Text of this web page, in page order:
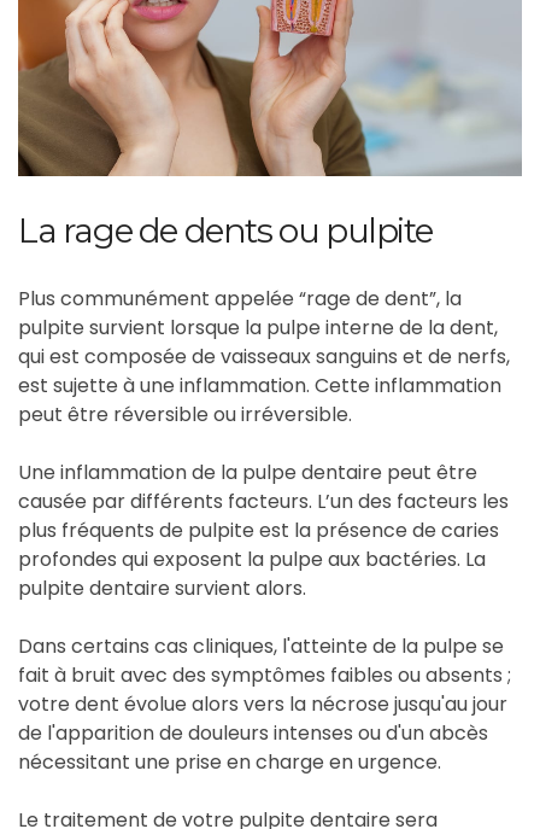
La rage de dents ou pulpite
Plus communément appelée “rage de dent”, la
pulpite survient lorsque la pulpe interne de la dent,
qui est composée de vaisseaux sanguins et de nerfs,
est sujette à une inflammation. Cette inflammation
peut être réversible ou irréversible.
Une inflammation de la pulpe dentaire peut être
causée par différents facteurs. L’un des facteurs les
plus fréquents de pulpite est la présence de caries
profondes qui exposent la pulpe aux bactéries. La
pulpite dentaire survient alors.
Dans certains cas cliniques, l'atteinte de la pulpe se
fait à bruit avec des symptômes faibles ou absents ;
votre dent évolue alors vers la nécrose jusqu'au jour
de l'apparition de douleurs intenses ou d'un abcès
nécessitant une prise en charge en urgence.
Le traitement de votre pulpite dentaire sera